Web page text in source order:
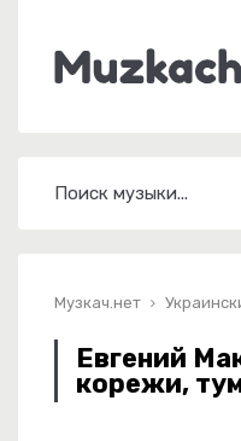
Музкач.нет
Евгений
корежи,